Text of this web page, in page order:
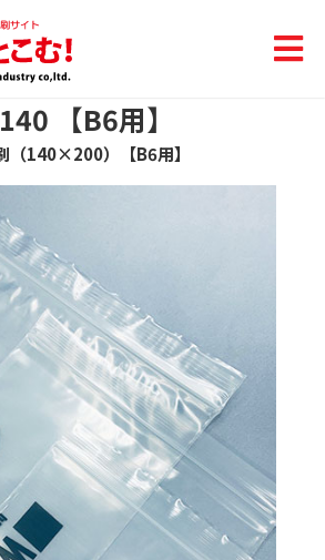
【B6用】
（140×200）【B6用】